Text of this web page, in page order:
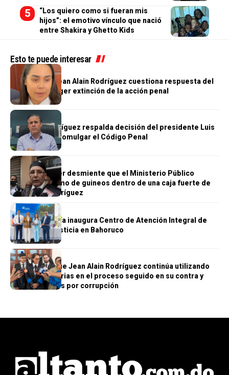
“Los quiero como si fueran mis
hijos”: el emotivo vínculo que nació
entre Shakira y Ghetto Kids
Esto te puede interesar
JUSTICIA
Abogada de Jean Alain Rodríguez cuestiona respuesta del
MP y pide acoger extinción de la acción penal
JUSTICIA
Jean Luis Rodríguez respalda decisión del presidente Luis
Abinader de promulgar el Código Penal
JUSTICIA
Carlos Balcácer desmiente que el Ministerio Público
hallara un racimo de guineos dentro de una caja fuerte de
Jean Alain Rodríguez
JUSTICIA
La Procuraduría inaugura Centro de Atención Integral de
Acceso a la Justicia en Bahoruco
JUSTICIA
MP asegura que Jean Alain Rodríguez continúa utilizando
tácticas dilatorias en el proceso seguido en su contra y
otros acusados por corrupción